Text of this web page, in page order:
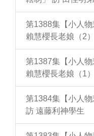
第1388集【小人
賴慧櫻長老娘（2）
第1387集【小人
賴慧櫻長老娘（1）
第1384集【小人物
訪 遠藤利神學生